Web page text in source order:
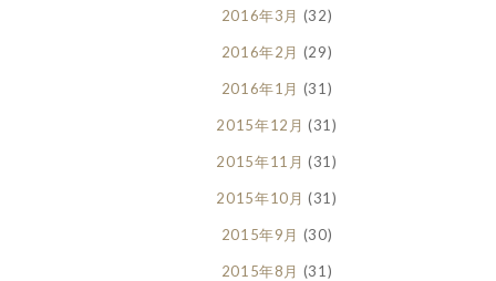
2016年3月 (32)
2016年2月 (29)
2016年1月 (31)
2015年12月 (31)
2015年11月 (31)
2015年10月 (31)
2015年9月 (30)
2015年8月 (31)